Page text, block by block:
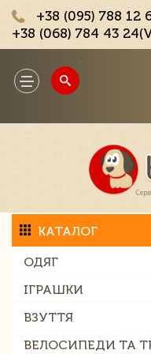
+38 (095) 788 12
+38 (068) 784 43
Toggle
navigation
КАТАЛОГ
ОДЯГ
ІГРАШКИ
ВЗУТТЯ
ВЕЛОСИПЕДИ ТА